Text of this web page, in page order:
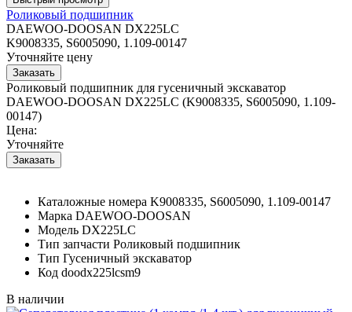
Роликовый подшипник
DAEWOO-DOOSAN DX225LC
K9008335, S6005090, 1.109-00147
Уточняйте цену
Роликовый подшипник для гусеничный экскаватор
DAEWOO-DOOSAN DX225LC (K9008335, S6005090, 1.109-
00147)
Цена:
Уточняйте
Каталожные номера K9008335, S6005090, 1.109-00147
Марка DAEWOO-DOOSAN
Модель DX225LC
Тип запчасти Роликовый подшипник
Тип Гусеничный экскаватор
Код doodx225lcsm9
В наличии